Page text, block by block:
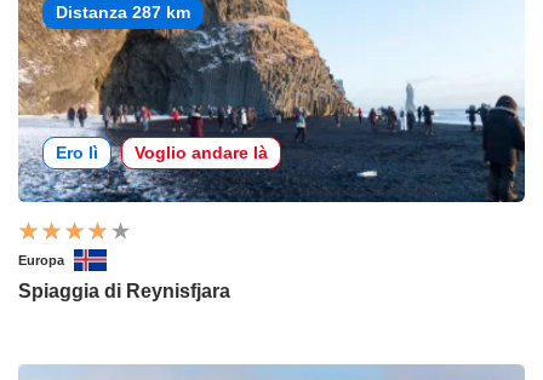
Distanza 287 km
Ero lì Voglio andare là
Europa
Spiaggia di Reynisfjara